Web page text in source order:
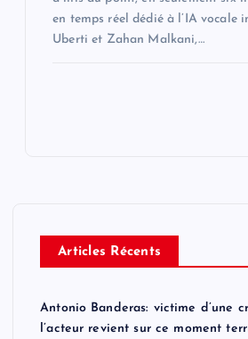
en temps réel dédié à l’IA vocale
Uberti et Zahan Malkani,…
Articles Récents
Antonio Banderas: victime d’une
l’acteur revient sur ce moment